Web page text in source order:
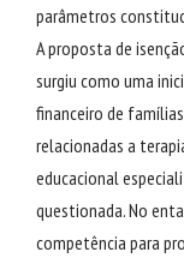
parâmetros
A proposta de
surgiu como uma
financeiro de
relacionadas a
educacional
questionada. No
competência para